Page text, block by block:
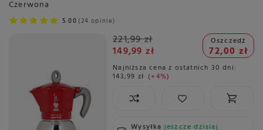
Czerwona
5.00 24 opinie
221,99 zł
149,99 zł
Oszczedź
72,00 zł
Najniższa cena z ostatnich 30 dni:
143,99 zł +4%
Wysyłkajeszcze dzisiaj